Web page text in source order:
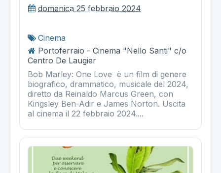
domenica 25 febbraio 2024
Cinema
Portoferraio - Cinema "Nello Santi" c/o
Centro De Laugier
Bob Marley: One Love è un film di genere
biografico, drammatico, musicale del 2024,
diretto da Reinaldo Marcus Green, con
Kingsley Ben-Adir e James Norton. Uscita
al cinema il 22 febbraio 2024....